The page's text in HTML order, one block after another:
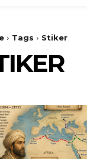
Tags Stiker